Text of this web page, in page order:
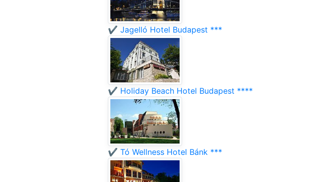
✔️ Jagelló Hotel Budapest ***
✔️ Holiday Beach Hotel Budapest ****
✔️ Tó Wellness Hotel Bánk ***